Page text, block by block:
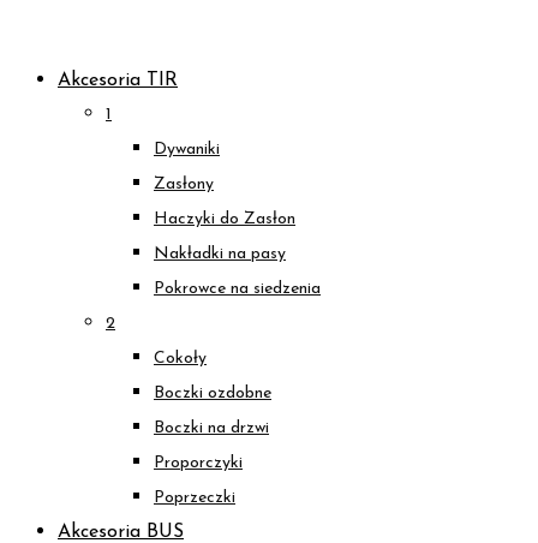
contentAkcesoria TIR
1
Dywaniki
Zasłony
Haczyki do Zasłon
Nakładki na pasy
Pokrowce na siedzenia
2
Cokoły
Boczki ozdobne
Boczki na drzwi
Proporczyki
Poprzeczki
Akcesoria BUS